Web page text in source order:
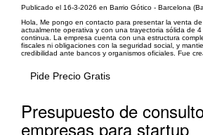
Publicado el 16-3-2026 en Barrio Gótico - Barcelona
Hola, Me pongo en contacto para presentar la venta de
actualmente operativa y con una trayectoria sólida de
continua. La empresa cuenta con una estructura
fiscales ni obligaciones con la seguridad social, y
credibilidad ante bancos y organismos oficiales. Fue
Pide Precio Gratis
Presupuesto de
empresas para startup